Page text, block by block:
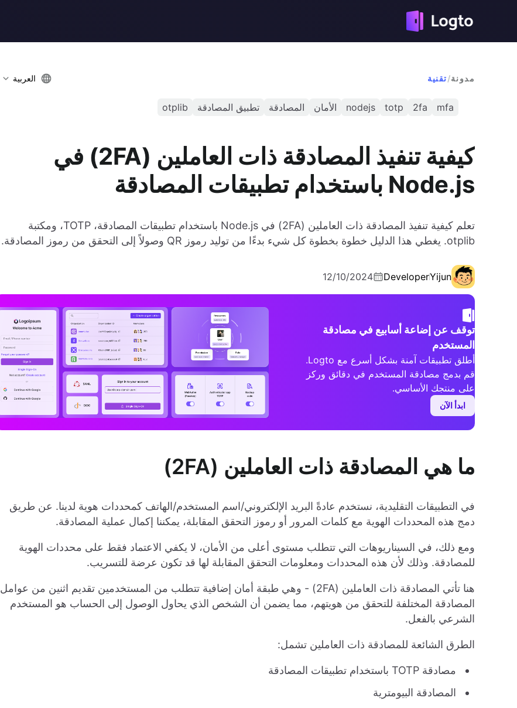
مدونة/تقنية العربية
mfa
2fa
totp
nodejs الأمان المصادقة تطبيق المصادقة otplib
كيفية تنفيذ المصادقة ذات العاملين (2FA) في
Node.js باستخدام تطبيقات المصادقة
تعلم كيفية تنفيذ المصادقة ذات العاملين (2FA) في Node.js باستخدام تطبيقات المصادقة، TOTP، ومكتبة
otplib. يغطي هذا الدليل خطوة بخطوة كل شيء بدءًا من توليد رموز QR وصولاً إلى التحقق من رموز المصادقة.
Yijun
Developer
12/10/2024
توقف عن إضاعة أسابيع في مصادقة
المستخدم
أطلق تطبيقات آمنة بشكل أسرع مع Logto.
قم بدمج مصادقة المستخدم في دقائق وركز
على منتجك الأساسي.
ابدأ الآن
ما هي المصادقة ذات العاملين (2FA)
في التطبيقات التقليدية، نستخدم عادةً البريد الإلكتروني/اسم المستخدم/الهاتف كمحددات هوية لدينا. عن طريق
دمج هذه المحددات الهوية مع كلمات المرور أو رموز التحقق المقابلة، يمكننا إكمال عملية المصادقة.
ومع ذلك، في السيناريوهات التي تتطلب مستوى أعلى من الأمان، لا يكفي الاعتماد فقط على محددات الهوية
للمصادقة. وذلك لأن هذه المحددات ومعلومات التحقق المقابلة لها قد تكون عرضة للتسريب.
هنا تأتي المصادقة ذات العاملين (2FA) - وهي طبقة أمان إضافية تتطلب من المستخدمين تقديم اثنين من عوامل
المصادقة المختلفة للتحقق من هويتهم، مما يضمن أن الشخص الذي يحاول الوصول إلى الحساب هو المستخدم
الشرعي بالفعل.
الطرق الشائعة للمصادقة ذات العاملين تشمل:
مصادقة TOTP باستخدام تطبيقات المصادقة
المصادقة البيومترية